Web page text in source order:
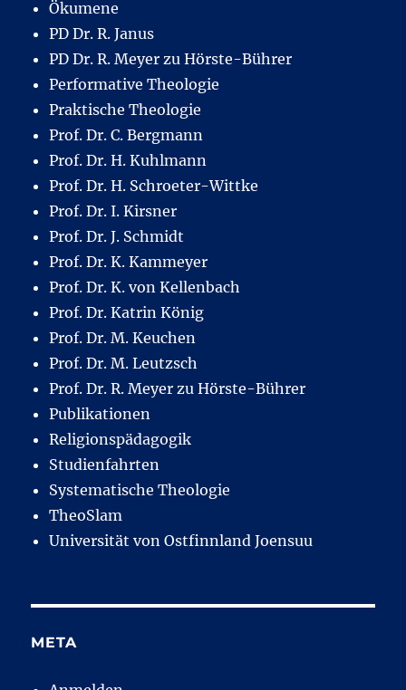
Ökumene
PD Dr. R. Janus
PD Dr. R. Meyer zu Hörste-Bührer
Performative Theologie
Praktische Theologie
Prof. Dr. C. Bergmann
Prof. Dr. H. Kuhlmann
Prof. Dr. H. Schroeter-Wittke
Prof. Dr. I. Kirsner
Prof. Dr. J. Schmidt
Prof. Dr. K. Kammeyer
Prof. Dr. K. von Kellenbach
Prof. Dr. Katrin König
Prof. Dr. M. Keuchen
Prof. Dr. M. Leutzsch
Prof. Dr. R. Meyer zu Hörste-Bührer
Publikationen
Religionspädagogik
Studienfahrten
Systematische Theologie
TheoSlam
Universität von Ostfinnland Joensuu
META